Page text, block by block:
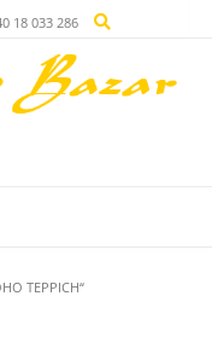
18 033 286
TEPPICH“